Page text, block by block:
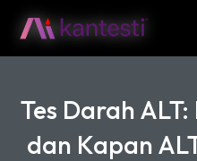
Tes Darah
dan Kapan